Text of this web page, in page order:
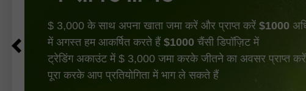
$ 3,000 के साथ अपना खाता जमा करें और प्राप्त करें $1000
में अगस्त हम आकर्षित करते हैं $1000 चैंसी डिपॉज़िट में
ट्रेडिंग अकाउंट में $ 3,000 जमा करके जीतने का अवसर प्राप्त
पूरा करके आप प्रतियोगिता में भाग ले सकते हैं